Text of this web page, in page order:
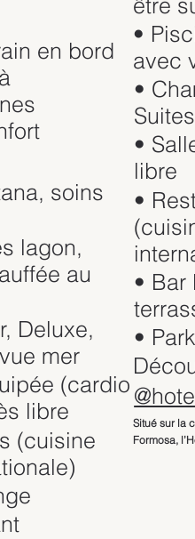
en bord
soins
lagon,
au
Deluxe,
mer
(cardio
libre
(cuisine
•
avec
•
•
libre
•
• Bar
•
Situé sur la
Formosa,
Toutes les